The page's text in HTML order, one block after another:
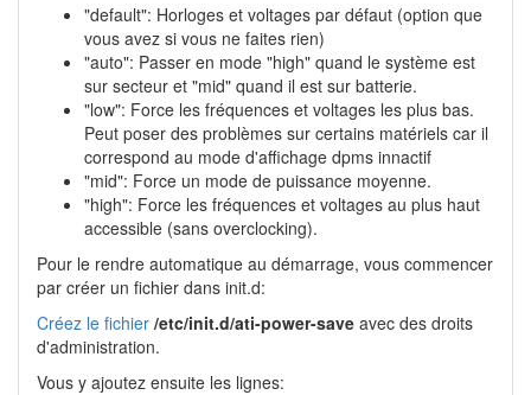
"default": Horloges et voltages par défaut (option que
vous avez si vous ne faites rien)
"auto": Passer en mode "high" quand le système est
sur secteur et "mid" quand il est sur batterie.
"low": Force les fréquences et voltages les plus bas.
Peut poser des problèmes sur certains matériels car il
correspond au mode d'affichage dpms innactif
"mid": Force un mode de puissance moyenne.
"high": Force les fréquences et voltages au plus haut
accessible (sans overclocking).
Pour le rendre automatique au démarrage, vous commencer
par créer un fichier dans init.d:
Créez le fichier /etc/init.d/ati-power-save avec des droits
d'administration.
Vous y ajoutez ensuite les lignes: